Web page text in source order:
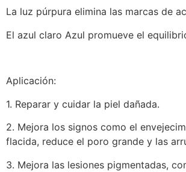
La luz púrpura elimina las marcas de
El azul claro Azul promueve el
Aplicación:
1. Reparar y cuidar la piel dañada.
2. Mejora los signos como el
flacida, reduce el poro grande y las
3. Mejora las lesiones pigmentadas,